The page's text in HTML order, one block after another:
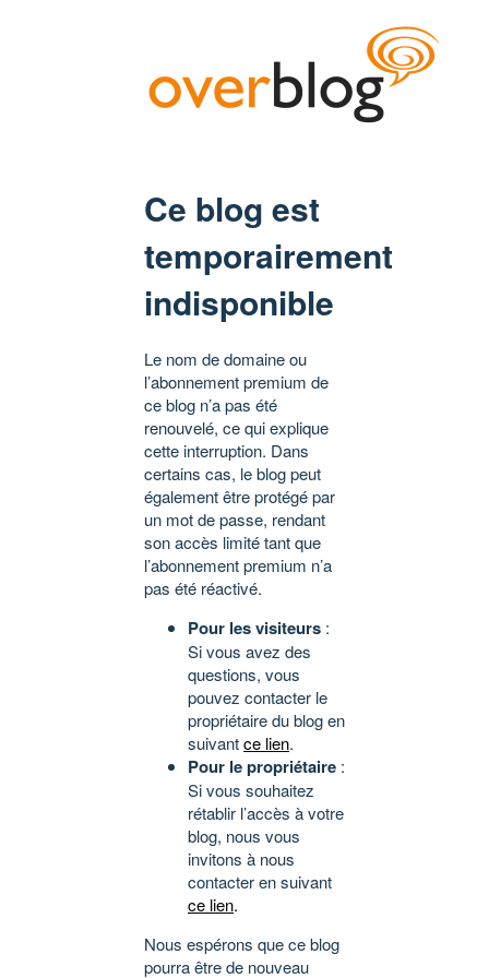
Ce blog est
temporairement
indisponible
Le nom de domaine ou
l’abonnement premium de
ce blog n’a pas été
renouvelé, ce qui explique
cette interruption. Dans
certains cas, le blog peut
également être protégé par
un mot de passe, rendant
son accès limité tant que
l’abonnement premium n’a
pas été réactivé.
Pour les visiteurs :
Si vous avez des
questions, vous
pouvez contacter le
propriétaire du blog en
suivantce lien.
Pour le propriétaire :
Si vous souhaitez
rétablir l’accès à votre
blog, nous vous
invitons à nous
contacter en suivant
ce lien.
Nous espérons que ce blog
pourra être de nouveau